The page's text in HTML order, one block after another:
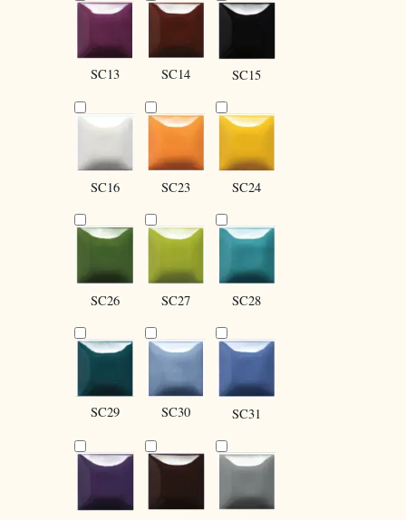
SC13 SC14 SC15
SC16 SC23 SC24
SC26 SC27 SC28
SC29 SC30 SC31